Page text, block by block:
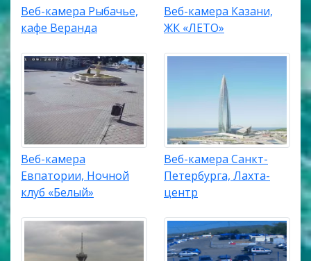
Веб-камера Рыбачье,
кафе Веранда
Веб-камера Казани,
ЖК «ЛЕТО»
Веб-камера
Евпатории, Ночной
клуб «Белый»
Веб-камера Санкт-
Петербурга, Лахта-
центр